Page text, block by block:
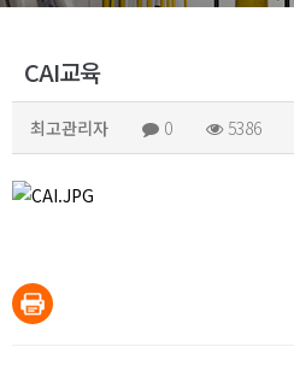
CAI교육
최고관리자 0 5386